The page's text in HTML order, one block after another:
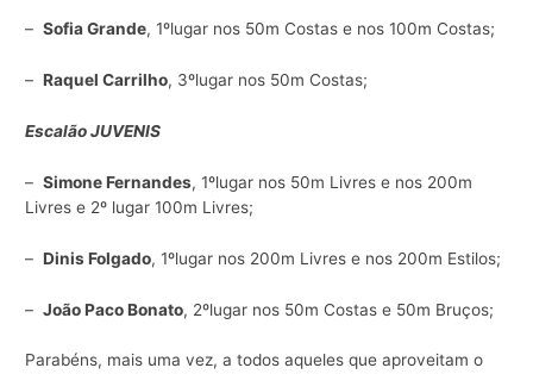
–Sofia Grande, 1ºlugar nos 50m Costas e nos 100m Costas;
–Raquel Carrilho, 3ºlugar nos 50m Costas;
Escalão JUVENIS
–Simone Fernandes, 1ºlugar nos 50m Livres e nos 200m
Livres e 2º lugar 100m Livres;
–Dinis Folgado, 1ºlugar nos 200m Livres e nos 200m Estilos;
–João Paco Bonato, 2ºlugar nos 50m Costas e 50m Bruços;
Parabéns, mais uma vez, a todos aqueles que aproveitam o